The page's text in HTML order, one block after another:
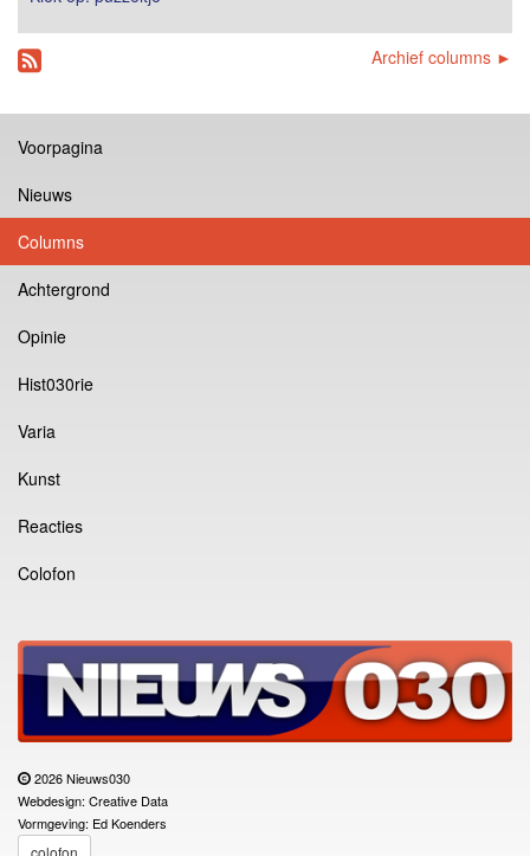
Archief columns ►
Voorpagina
Nieuws
Columns
Achtergrond
Opinie
Hist030rie
Varia
Kunst
Reacties
Colofon
2026 Nieuws030
Webdesign: Creative Data
Vormgeving: Ed Koenders